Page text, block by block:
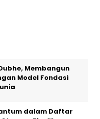
Membangun
Model Fondasi
dalam Daftar